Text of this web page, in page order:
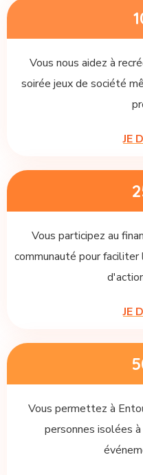
Vous nous aidez à
soirée jeux de société
JE
Vous participez au
communauté pour
JE
Vous permettez à
personnes isolées